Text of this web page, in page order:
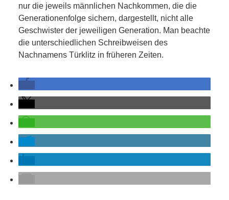
nur die jeweils männlichen Nachkommen, die die
Generationenfolge sichern, dargestellt, nicht alle
Geschwister der jeweiligen Generation. Man beachte
die unterschiedlichen Schreibweisen des
Nachnamens Türklitz in früheren Zeiten.